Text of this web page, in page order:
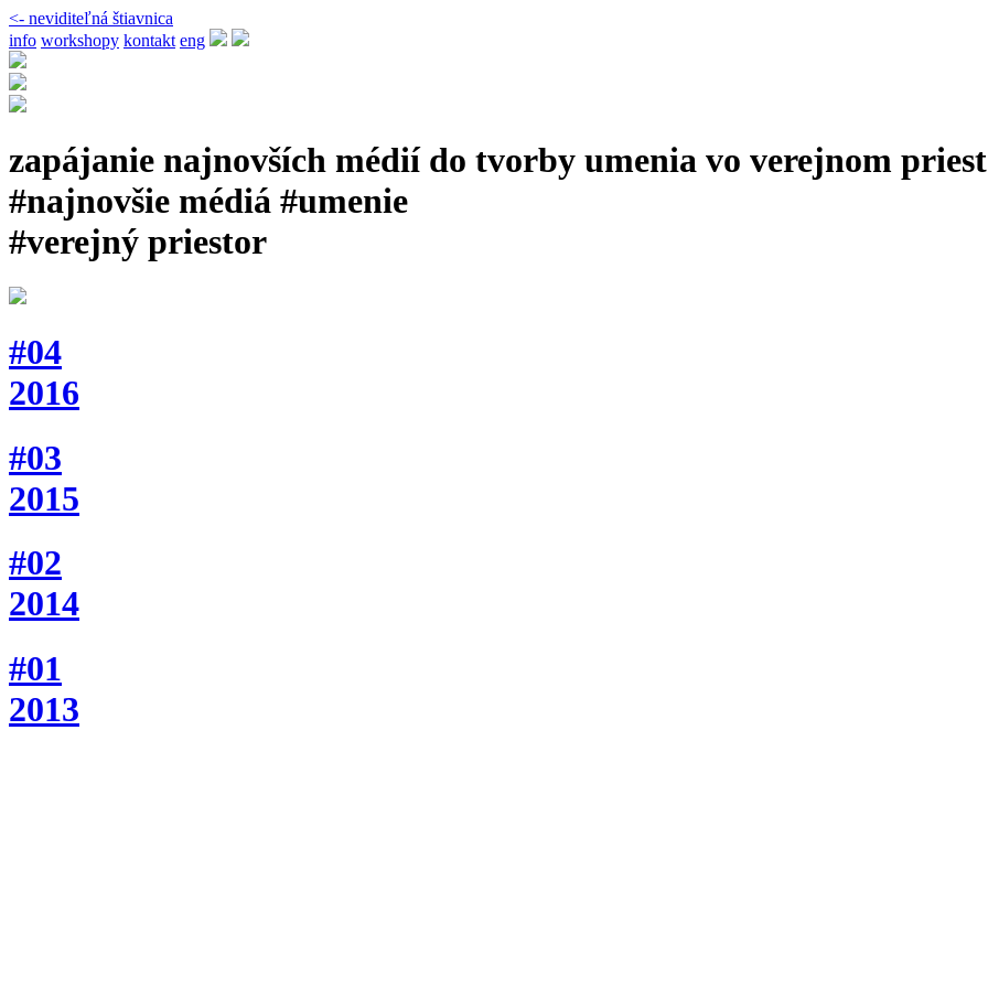
<- neviditeľná štiavnica
info workshopy kontakt eng
zapájanie najnovších médií do tvorby umenia vo verejnom
#najnovšie médiá #umenie
#verejný priestor
#04
2016
#03
2015
#02
2014
#01
2013